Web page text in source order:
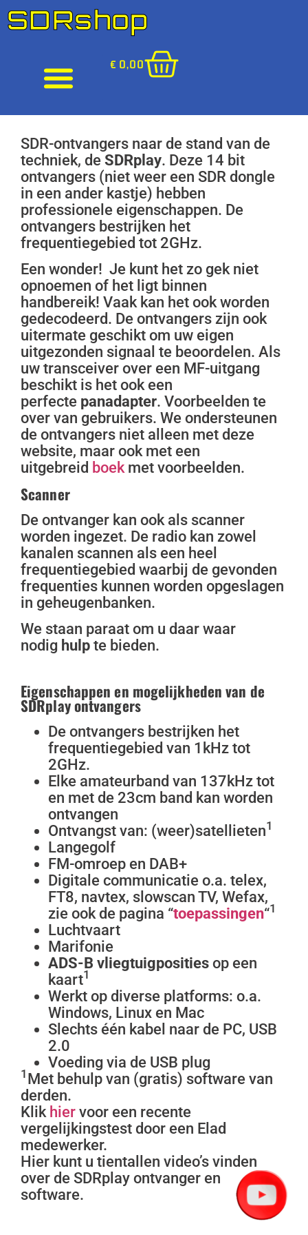
SDRshop
€ 0,00
SDR-ontvangers naar de stand van de
techniek, de SDRplay. Deze 14 bit
ontvangers (niet weer een SDR dongle
in een ander kastje) hebben
professionele eigenschappen. De
ontvangers bestrijken het
frequentiegebied tot 2GHz.
Een wonder! Je kunt het zo gek niet
opnoemen of het ligt binnen
handbereik! Vaak kan het ook worden
gedecodeerd. De ontvangers zijn ook
uitermate geschikt om uw eigen
uitgezonden signaal te beoordelen. Als
uw transceiver over een MF-uitgang
beschikt is het ook een
perfecte panadapter. Voorbeelden te
over van gebruikers. We ondersteunen
de ontvangers niet alleen met deze
website, maar ook met een
uitgebreid boek met voorbeelden.
Scanner
De ontvanger kan ook als scanner
worden ingezet. De radio kan zowel
kanalen scannen als een heel
frequentiegebied waarbij de gevonden
frequenties kunnen worden opgeslagen
in geheugenbanken.
We staan paraat om u daar waar
nodig hulp te bieden.
Eigenschappen en mogelijkheden van de
SDRplay ontvangers
De ontvangers bestrijken het
frequentiegebied van 1kHz tot
2GHz.
Elke amateurband van 137kHz tot
en met de 23cm band kan worden
ontvangen
Ontvangst van: (weer)satellieten1
Langegolf
FM-omroep en DAB+
Digitale communicatie o.a. telex,
FT8, navtex, slowscan TV, Wefax,
zie ook de pagina “toepassingen“1
Luchtvaart
Marifonie
ADS-B vliegtuigposities op een
kaart1
Werkt op diverse platforms: o.a.
Windows, Linux en Mac
Slechts één kabel naar de PC, USB
2.0
Voeding via de USB plug
1 Met behulp van (gratis) software van
derden.
Klik hier voor een recente
vergelijkingstest door een Elad
medewerker.
Hier kunt u tientallen video’s vinden
over de SDRplay ontvanger en
software.